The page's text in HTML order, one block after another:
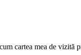
cartea mea de vizită